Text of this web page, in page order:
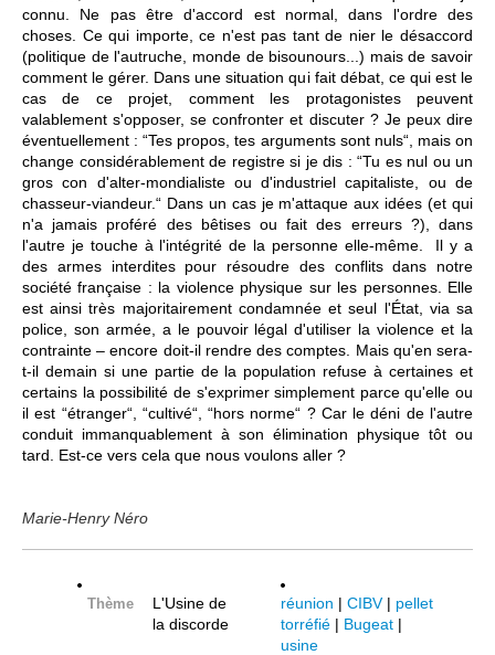
connu. Ne pas être d'accord est normal, dans l'ordre des
choses. Ce qui importe, ce n'est pas tant de nier le désaccord
(politique de l'autruche, monde de bisounours...) mais de savoir
comment le gérer. Dans une situation qui fait débat, ce qui est le
cas de ce projet, comment les protagonistes peuvent
valablement s'opposer, se confronter et discuter ? Je peux dire
éventuellement : “Tes propos, tes arguments sont nuls“, mais on
change considérablement de registre si je dis : “Tu es nul ou un
gros con d'alter-mondialiste ou d'industriel capitaliste, ou de
chasseur-viandeur.“ Dans un cas je m'attaque aux idées (et qui
n'a jamais proféré des bêtises ou fait des erreurs ?), dans
l'autre je touche à l'intégrité de la personne elle-même. Il y a
des armes interdites pour résoudre des conflits dans notre
société française : la violence physique sur les personnes. Elle
est ainsi très majoritairement condamnée et seul l'État, via sa
police, son armée, a le pouvoir légal d'utiliser la violence et la
contrainte – encore doit-il rendre des comptes. Mais qu'en sera-
t-il demain si une partie de la population refuse à certaines et
certains la possibilité de s'exprimer simplement parce qu'elle ou
il est “étranger“, “cultivé“, “hors norme“ ? Car le déni de l'autre
conduit immanquablement à son élimination physique tôt ou
tard. Est-ce vers cela que nous voulons aller ?
Marie-Henry Néro
Thème
L'Usine de
la discorde
réunion | CIBV| pellet
torréfié | Bugeat |
usine